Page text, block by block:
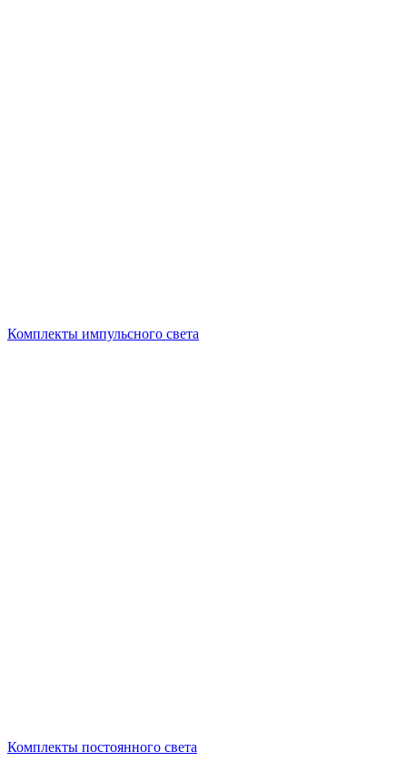
Комплекты импульсного света
Комплекты постоянного света